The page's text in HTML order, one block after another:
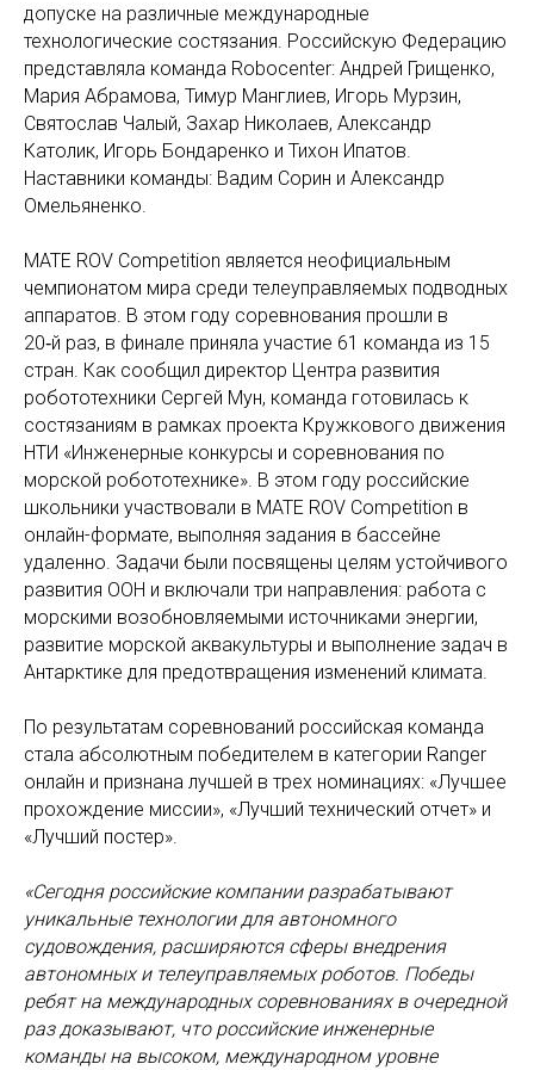
допуске на различные международные
технологические состязания. Российскую Федерацию
представляла команда Robocenter: Андрей Грищенко,
Мария Абрамова, Тимур Манглиев, Игорь Мурзин,
Святослав Чалый, Захар Николаев, Александр
Католик, Игорь Бондаренко и Тихон Ипатов.
Наставники команды: Вадим Сорин и Александр
Омельяненко.
MATE ROV Competition является неофициальным
чемпионатом мира среди телеуправляемых подводных
аппаратов. В этом году соревнования прошли в
20‑й раз, в финале приняла участие 61 команда из 15
стран. Как сообщил директор Центра развития
робототехники Сергей Мун, команда готовилась к
состязаниям в рамках проекта Кружкового движения
НТИ «Инженерные конкурсы и соревнования по
морской робототехнике». В этом году российские
школьники участвовали в MATE ROV Competition в
онлайн-формате, выполняя задания в бассейне
удаленно. Задачи были посвящены целям устойчивого
развития ООН и включали три направления: работа с
морскими возобновляемыми источниками энергии,
развитие морской аквакультуры и выполнение задач в
Антарктике для предотвращения изменений климата.
По результатам соревнований российская команда
стала абсолютным победителем в категории Ranger
онлайн и признана лучшей в трех номинациях: «Лучшее
прохождение миссии», «Лучший технический отчет» и
«Лучший постер».
«Сегодня российские компании разрабатывают
уникальные технологии для автономного
судовождения, расширяются сферы внедрения
автономных и телеуправляемых роботов. Победы
ребят на международных соревнованиях в очередной
раз доказывают, что российские инженерные
команды на высоком, международном уровне